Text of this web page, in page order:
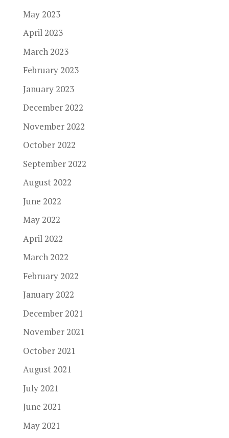
May 2023
April 2023
March 2023
February 2023
January 2023
December 2022
November 2022
October 2022
September 2022
August 2022
June 2022
May 2022
April 2022
March 2022
February 2022
January 2022
December 2021
November 2021
October 2021
August 2021
July 2021
June 2021
May 2021